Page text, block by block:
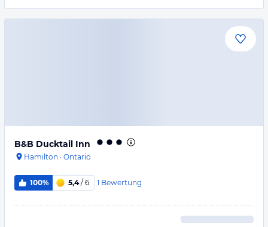
B&B Ducktail Inn
Hamilton · Ontario
100% 5,4/ 6 1 Bewertung